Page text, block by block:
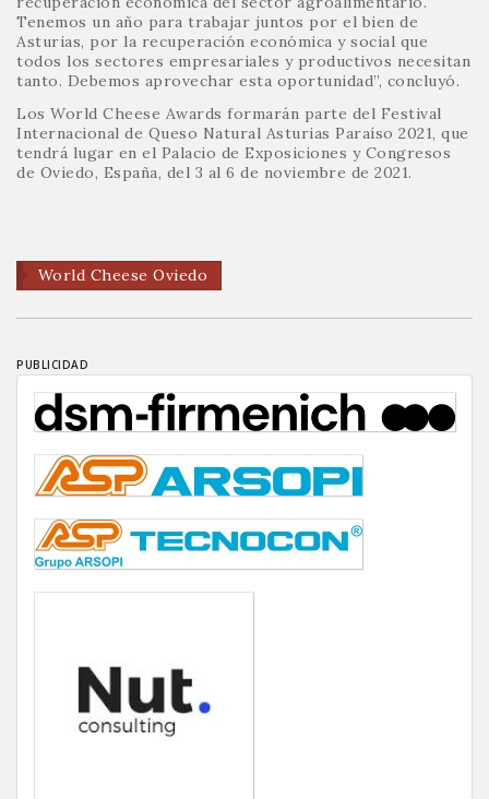
Tenemos un año para trabajar juntos por el bien de
Asturias, por la recuperación económica y social que
todos los sectores empresariales y productivos necesitan
tanto. Debemos aprovechar esta oportunidad”, concluyó.
Los World Cheese Awards formarán parte del Festival
Internacional de Queso Natural Asturias Paraíso 2021, que
tendrá lugar en el Palacio de Exposiciones y Congresos
de Oviedo, España, del 3 al 6 de noviembre de 2021.
World Cheese Oviedo
PUBLICIDAD